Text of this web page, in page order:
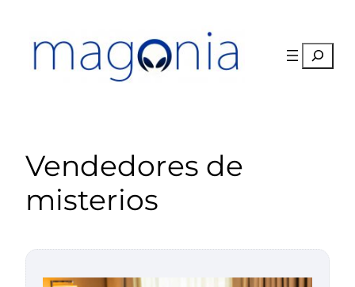
contenido
Buscar
Vendedores de
misterios